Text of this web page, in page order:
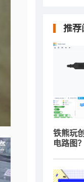
推荐
铁熊玩
电路图？